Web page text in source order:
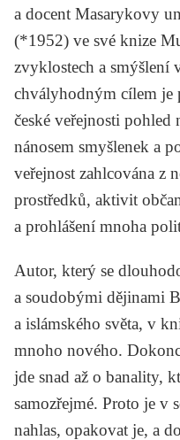
a docent Masarykovy
(*1952) ve své knize
zvyklostech a smýšlení
chvályhodným cílem je
české veřejnosti pohled
nánosem smyšlenek a
veřejnost zahlcována z
prostředků, aktivit
a prohlášení mnoha
Autor, který se
a soudobými dějinami
a islámského světa, v
mnoho nového.
jde snad až o banality,
samozřejmé. Proto je v
nahlas, opakovat je, a